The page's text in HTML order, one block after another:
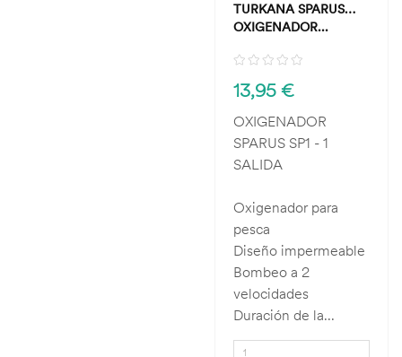
TURKANA SPARUS
OXIGENADOR...
13,95 €
OXIGENADOR
SPARUS SP1 - 1
SALIDA
Oxigenador para
pesca
Diseño impermeable
Bombeo a 2
velocidades
Duración de la...